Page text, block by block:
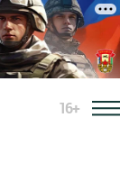
16+